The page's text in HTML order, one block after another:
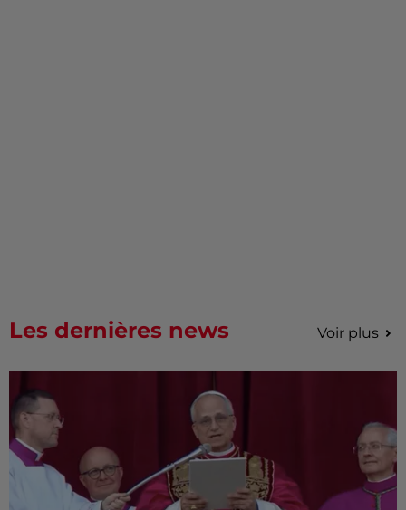
Les dernières news Voir plus